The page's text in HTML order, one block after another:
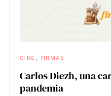
CINE FIRMAS
Carlos Diezh, una
pandemia